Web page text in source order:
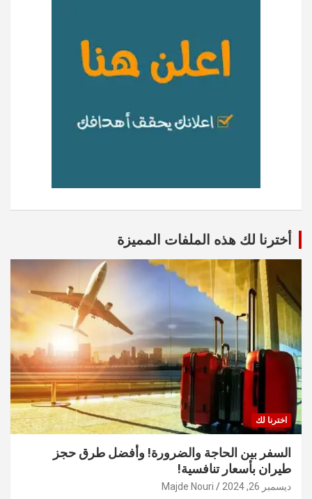
أخترنا لك هذه الملفات المميزة
اخترنا لك
السفر بين الحاجة والضرورة! وأفضل طرق حجز
طيران بأسعار تنافسية!
ديسمبر 26, 2024 Majde Nouri